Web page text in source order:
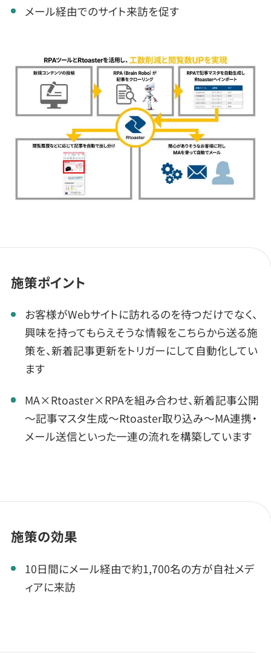
メール経由でのサイト来訪を促す
施策ポイント
お客様がWebサイトに訪れるのを待つだけでなく、
興味を持ってもらえそうな情報をこちらから送る施
策を、新着記事更新をトリガーにして自動化してい
ます
MA×Rtoaster×RPAを組み合わせ、新着記事公開
～記事マスタ生成～Rtoaster取り込み～MA連携・
メール送信といった一連の流れを構築しています
施策の効果
10日間にメール経由で約1,700名の方が自社メデ
ィアに来訪